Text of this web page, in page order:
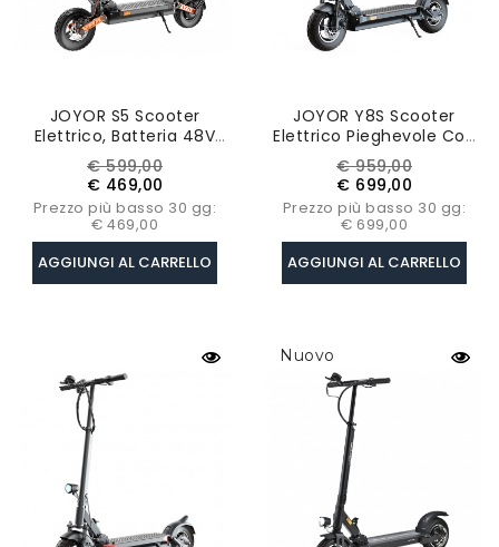
JOYOR S5 Scooter
Elettrico, Batteria 48V
13Ah, Motore 500W,
Velocità Massima
25km/h, Autonomia 40-
55km, Con Certificazione
ABE
Prezzo
base
€ 599,00Prezzo
€ 469,00
Prezzo più basso 30 gg:
€ 469,00
AGGIUNGI AL CARRELLO
JOYOR Y8S Scooter
Elettrico Pieghevole Con
Pneumatici Da 10 Pollici -
Motore Senza Spazzole
Da 500W E Batteria Al
Litio Da 26Ah
Prezzo
base
€ 959,00Prezzo
€ 699,00
Prezzo più basso 30 gg:
€ 699,00
AGGIUNGI AL CARRELLO
Nuovo